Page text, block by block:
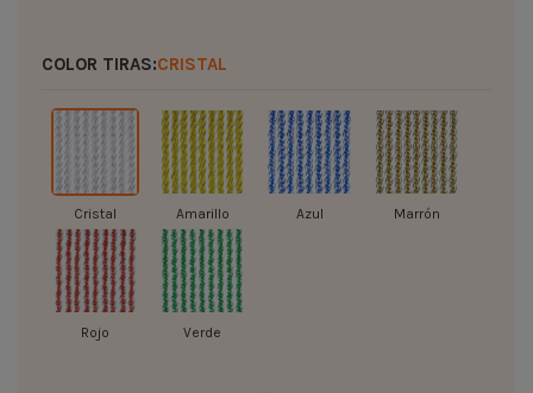
COLOR TIRAS:CRISTAL
Cristal Amarillo Azul Marrón
Rojo Verde